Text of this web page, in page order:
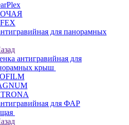
для панорамных
антигравийная для
крыш
для ФАР